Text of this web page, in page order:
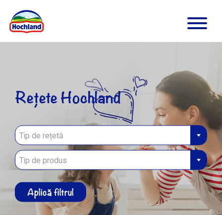
Rețete Hochland
Tip de rețetă
Tip de produs
Aplică filtrul